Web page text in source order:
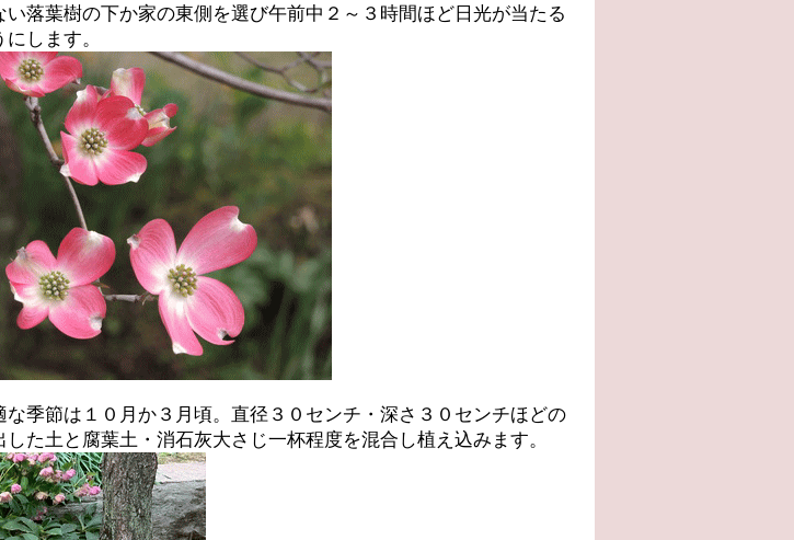
い落葉樹の下か家の東側を選び午前中２～３時間ほど日光が当たる
します。
な季節は１０月か３月頃。直径３０センチ・深さ３０センチほどの
した土と腐葉土・消石灰大さじ一杯程度を混合し植え込みます。